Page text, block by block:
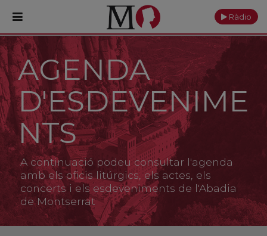
PORTADA
Monestir
Cultura
Actualitat
Fundació
Visita'ns
Ofrenes
Ràdio
AGENDA
D'ESDEVENIME
NTS
A continuació podeu consultar l'agenda
amb els oficis litúrgics, els actes, els
concerts i els esdeveniments de l'Abadia
de Montserrat